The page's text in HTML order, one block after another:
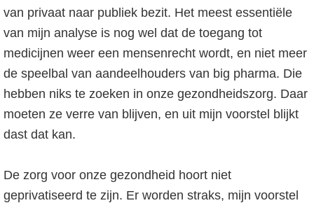
van privaat naar publiek bezit. Het meest essentiële
van mijn analyse is nog wel dat de toegang tot
medicijnen weer een mensenrecht wordt, en niet meer
de speelbal van aandeelhouders van big pharma. Die
hebben niks te zoeken in onze gezondheidszorg. Daar
moeten ze verre van blijven, en uit mijn voorstel blijkt
dast dat kan.
De zorg voor onze gezondheid hoort niet
geprivatiseerd te zijn. Er worden straks, mijn voorstel